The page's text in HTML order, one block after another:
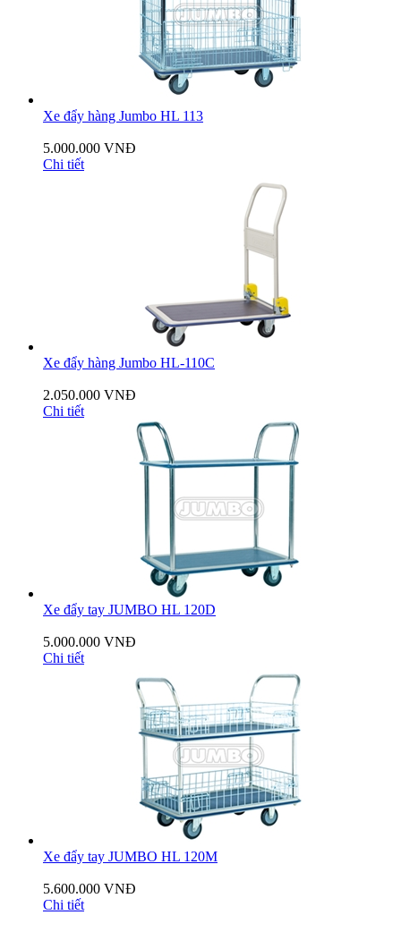
Xe đẩy hàng Jumbo HL 113
5.000.000 VNĐ
Chi tiết
Xe đẩy hàng Jumbo HL-110C
2.050.000 VNĐ
Chi tiết
Xe đẩy tay JUMBO HL 120D
5.000.000 VNĐ
Chi tiết
Xe đẩy tay JUMBO HL 120M
5.600.000 VNĐ
Chi tiết